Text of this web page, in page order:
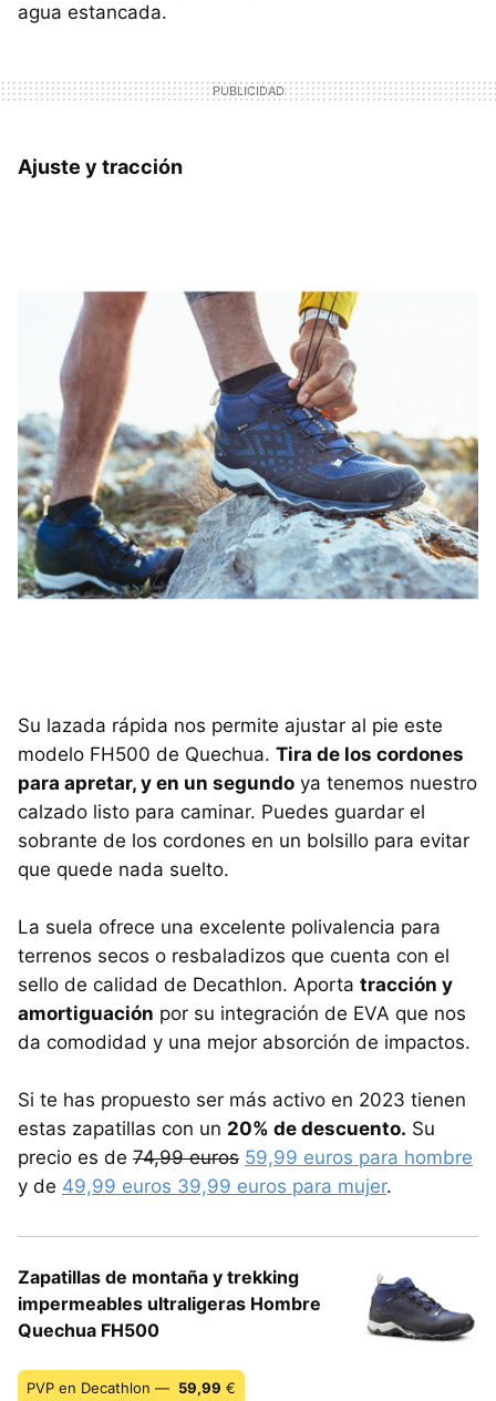
agua estancada.
Ajuste y tracción
Su lazada rápida nos permite ajustar al pie este
modelo FH500 de Quechua. Tira de los cordones
para apretar, y en un segundo ya tenemos nuestro
calzado listo para caminar. Puedes guardar el
sobrante de los cordones en un bolsillo para evitar
que quede nada suelto.
La suela ofrece una excelente polivalencia para
terrenos secos o resbaladizos que cuenta con el
sello de calidad de Decathlon. Aporta tracción y
amortiguación por su integración de EVA que nos
da comodidad y una mejor absorción de impactos.
Si te has propuesto ser más activo en 2023 tienen
estas zapatillas con un 20% de descuento. Su
precio es de 74,99 euros 59,99 euros para hombre
y de 49,99 euros 39,99 euros para mujer.
Zapatillas de montaña y trekking
impermeables ultraligeras Hombre
Quechua FH500
PVP en Decathlon — 59,99 €